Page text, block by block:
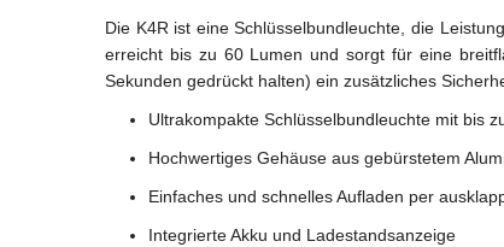
Die K4R ist eine Schlüsselbundleuchte, die
erreicht bis zu 60 Lumen und sorgt für eine
Sekunden gedrückt halten) ein zusätzliches
Ultrakompakte Schlüsselbundleuchte mit bis
Hochwertiges Gehäuse aus gebürstetem
Einfaches und schnelles Aufladen per
Integrierte Akku und Ladestandsanzeige